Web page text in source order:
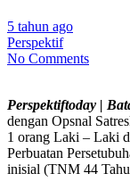
5 tahun ago
Perspektif
No Comments
Perspektiftoday |
dengan Opsnal
1 orang Laki – Laki
Perbuatan
inisial (TNM 44